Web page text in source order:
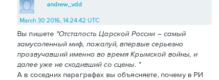
andrew_vdd
March 30 2016, 14:24:42 UTC
Вы пишете "Отсталость Царской России – самый
замусоленный миф, пожалуй, впервые серьезно
прозвучавший именно во время Крымской войны, и
далее уже не сходивший со сцены. "
А в соседних параграфах вы объясняете, почему в РИ